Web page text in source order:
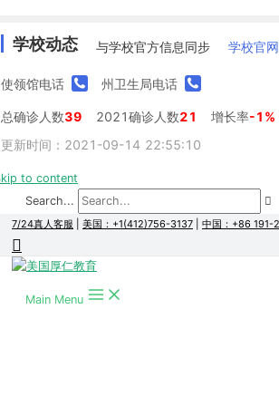
学校动态 与学校官方信息同步 学校官网
使领馆电话 州卫生局电话
总确诊人数39 2021确诊人数21 增长率-1%
更新时间：2021-09-14 22:55:10